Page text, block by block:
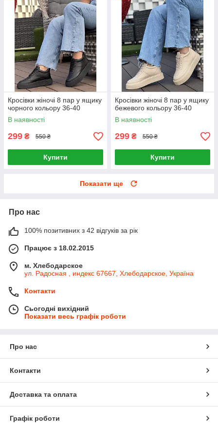
Кросівки жіночі 8 пар у ящику
чорного кольору 36-40
В наявності
299 ₴ 550 ₴
Купити
Кросівки жіночі 8 пар у ящику
бежевого кольору 36-40
В наявності
299 ₴ 550 ₴
Купити
Показати ще
Про нас
100% позитивних з 42 відгуків за рік
Працює з 18.02.2015
м. Хлебодарское
ул. Радосная , индекс 67667, Хлебодарское, Україна
Контакти
Сьогодні вихідний
Показати весь графік роботи
Про нас
Контакти
Доставка та оплата
Графік роботи